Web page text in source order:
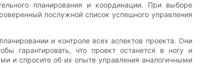
планирования и координации. При выборе
послужной список успешного управления
и контроле всех аспектов проекта. Они
гарантировать, что проект останется в ногу и
и спросите об их опыте управления аналогичными